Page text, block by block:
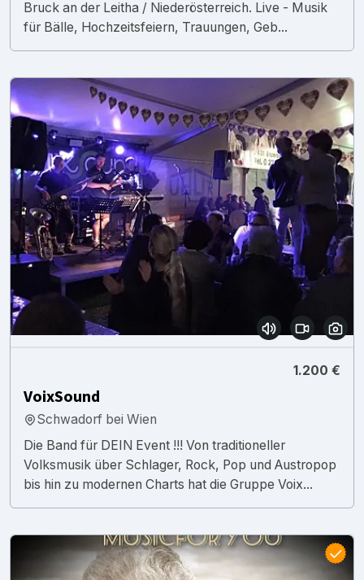
Bruck an der Leitha / Niederösterreich. Live - Musik
für Bälle, Hochzeitsfeiern, Trauungen, Geb...
1.200 €
VoixSound
Schwadorf bei Wien
Die Band für DEIN Event !!! Von traditioneller
Volksmusik über Schlager, Rock, Pop und Austropop
bis hin zu modernen Charts hat die Gruppe Voix...